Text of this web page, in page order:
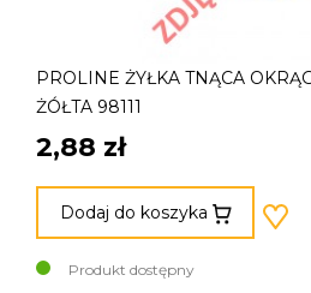
PROLINE ŻYŁKA TNĄCA
ŻÓŁTA 98111
2,88 zł
Dodaj do koszyka
Produkt dostępny